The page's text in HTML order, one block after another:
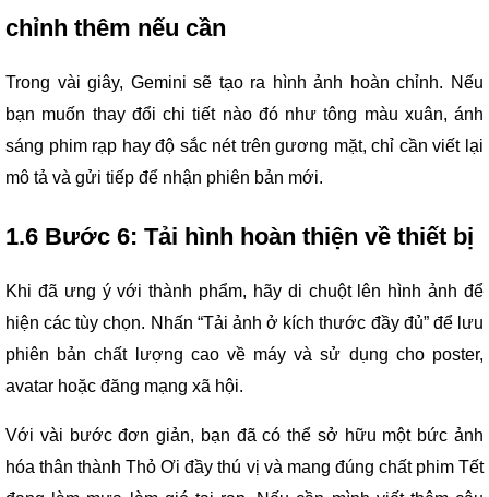
chỉnh thêm nếu cần
Trong vài giây, Gemini sẽ tạo ra hình ảnh hoàn chỉnh. Nếu
bạn muốn thay đổi chi tiết nào đó như tông màu xuân, ánh
sáng phim rạp hay độ sắc nét trên gương mặt, chỉ cần viết lại
mô tả và gửi tiếp để nhận phiên bản mới.
1.6 Bước 6: Tải hình hoàn thiện về thiết bị
Khi đã ưng ý với thành phẩm, hãy di chuột lên hình ảnh để
hiện các tùy chọn. Nhấn “Tải ảnh ở kích thước đầy đủ” để lưu
phiên bản chất lượng cao về máy và sử dụng cho poster,
avatar hoặc đăng mạng xã hội.
Với vài bước đơn giản, bạn đã có thể sở hữu một bức ảnh
hóa thân thành Thỏ Ơi đầy thú vị và mang đúng chất phim Tết